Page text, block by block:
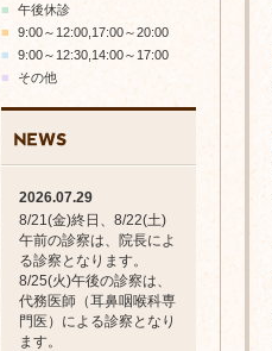
ン
ツ
■
午後休診
■
9:00～12:00,17:00～20:00
■
9:00～12:30,14:00～17:00
■
その他
2026.07.29
8/21(金)終日、8/22(土)
午前の診察は、院長によ
る診察となります。
8/25(火)午後の診察は、
代務医師（耳鼻咽喉科専
門医）による診察となり
ます。